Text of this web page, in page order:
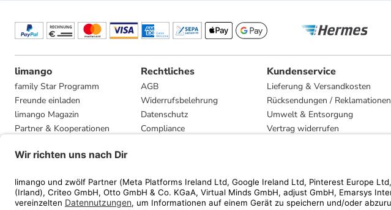
limango
family Star Programm
Freunde einladen
limango Magazin
Partner & Kooperationen
Presse
Rechtliches
AGB
Widerrufsbelehrung
Datenschutz
Compliance
Kundenservice
Lieferung & Versandkosten
Rücksendungen / Reklamationen
Umwelt & Entsorgung
Vertrag widerrufen